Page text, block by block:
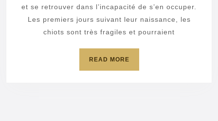
la
femelle
ne
s’en
occupe
et se retrouver dans l’incapacité de s’en occuper.
Les premiers jours suivant leur naissance, les
chiots sont très fragiles et pourraient
READ MOREREAD